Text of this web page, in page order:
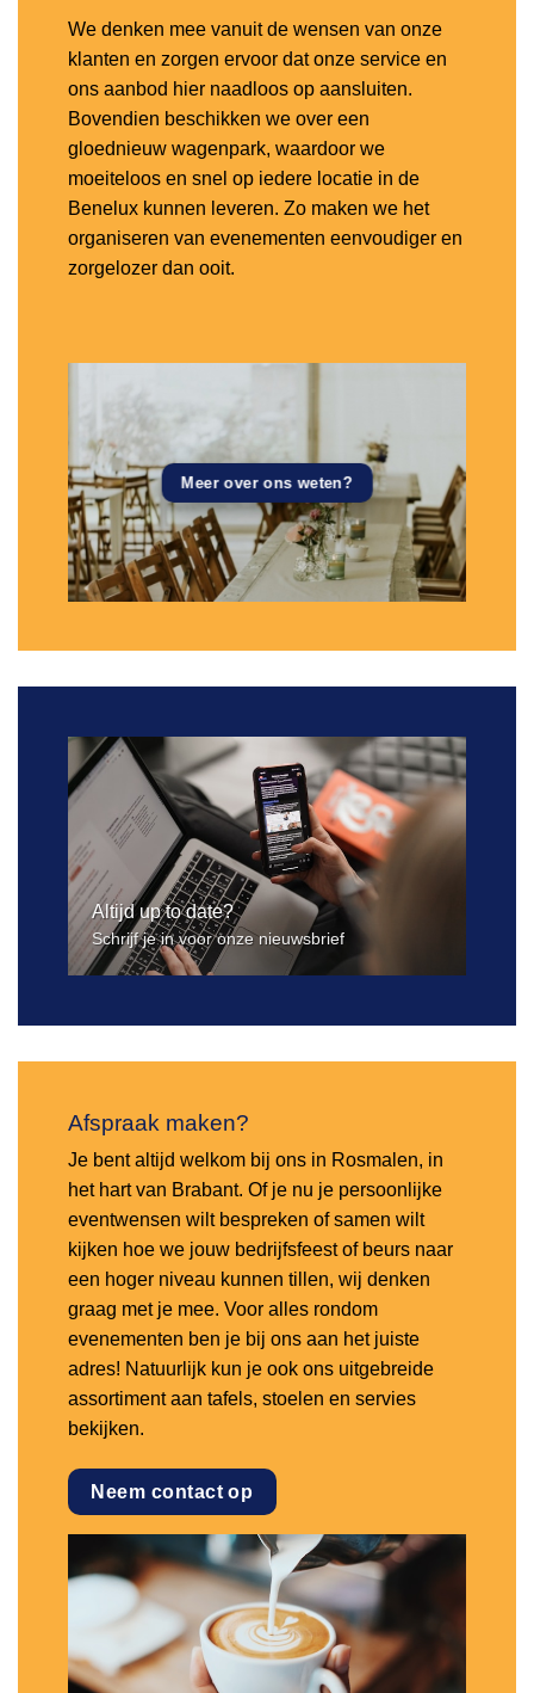
We denken mee vanuit de wensen van onze
klanten en zorgen ervoor dat onze service en
ons aanbod hier naadloos op aansluiten.
Bovendien beschikken we over een
gloednieuw wagenpark, waardoor we
moeiteloos en snel op iedere locatie in de
Benelux kunnen leveren. Zo maken we het
organiseren van evenementen eenvoudiger en
zorgelozer dan ooit.
Meer over ons weten?
Altijd up to date?
Schrijf je in voor onze nieuwsbrief
Afspraak maken?
Je bent altijd welkom bij ons in Rosmalen, in
het hart van Brabant. Of je nu je persoonlijke
eventwensen wilt bespreken of samen wilt
kijken hoe we jouw bedrijfsfeest of beurs naar
een hoger niveau kunnen tillen, wij denken
graag met je mee. Voor alles rondom
evenementen ben je bij ons aan het juiste
adres! Natuurlijk kun je ook ons uitgebreide
assortiment aan tafels, stoelen en servies
bekijken.
Neem contact op